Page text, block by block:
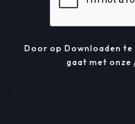
Door op Downloaden
gaat met onze